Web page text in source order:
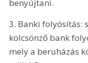
benyújtani.
3. Banki folyósítás:
kölcsönző bank
mely a beruházás